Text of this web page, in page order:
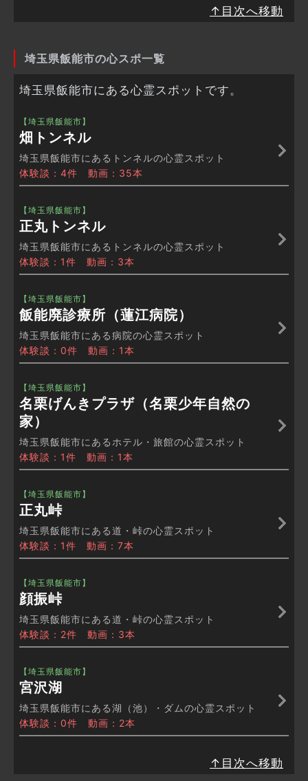
↑目次へ移動
埼玉県飯能市の心スポ一覧
埼玉県飯能市にある心霊スポットです。
【埼玉県飯能市】
畑トンネル
埼玉県飯能市にあるトンネルの心霊スポット
体験談：4件 動画：35本
【埼玉県飯能市】
正丸トンネル
埼玉県飯能市にあるトンネルの心霊スポット
体験談：1件 動画：3本
【埼玉県飯能市】
飯能廃診療所（蓮江病院）
埼玉県飯能市にある病院の心霊スポット
体験談：0件 動画：1本
【埼玉県飯能市】
名栗げんきプラザ（名栗少年自然の
家）
埼玉県飯能市にあるホテル・旅館の心霊スポット
体験談：1件 動画：1本
【埼玉県飯能市】
正丸峠
埼玉県飯能市にある道・峠の心霊スポット
体験談：1件 動画：7本
【埼玉県飯能市】
顔振峠
埼玉県飯能市にある道・峠の心霊スポット
体験談：2件 動画：3本
【埼玉県飯能市】
宮沢湖
埼玉県飯能市にある湖（池）・ダムの心霊スポット
体験談：0件 動画：2本
↑目次へ移動